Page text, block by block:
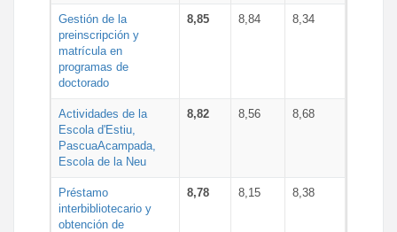
Gestión de la
preinscripción y
matrícula en
programas de
doctorado
8,85 8,84 8,34
Actividades de la
Escola d'Estiu,
PascuaAcampada,
Escola de la Neu
8,82 8,56 8,68
Préstamo
interbibliotecario y
obtención de
8,78 8,15 8,38